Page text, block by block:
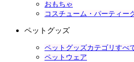
おもちゃ
コスチューム・パーティー
ペットグッズ
ペットグッズカテゴリすべ
ペットウェア